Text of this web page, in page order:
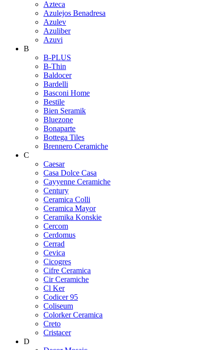
Azteca
Azulejos Benadresa
Azulev
Azuliber
Azuvi
B
B-PLUS
B-Thin
Baldocer
Bardelli
Basconi Home
Bestile
Bien Seramik
Bluezone
Bonaparte
Bottega Tiles
Brennero Ceramiche
C
Caesar
Casa Dolce Casa
Cayyenne Ceramiche
Century
Ceramica Colli
Ceramica Mayor
Ceramika Konskie
Cercom
Cerdomus
Cerrad
Cevica
Cicogres
Cifre Ceramica
Cir Ceramiche
Cl Ker
Codicer 95
Coliseum
Colorker Ceramica
Creto
Cristacer
D